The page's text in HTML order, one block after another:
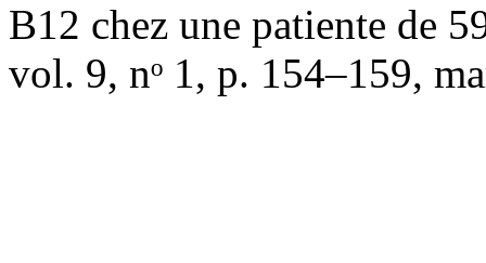
B12 chez une patiente de
vol. 9, nᵒ 1, p. 154–159,